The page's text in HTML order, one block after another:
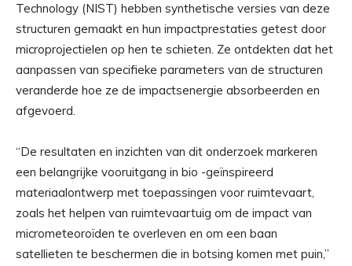
Technology (NIST) hebben synthetische versies van deze
structuren gemaakt en hun impactprestaties getest door
microprojectielen op hen te schieten. Ze ontdekten dat het
aanpassen van specifieke parameters van de structuren
veranderde hoe ze de impactsenergie absorbeerden en
afgevoerd.
“De resultaten en inzichten van dit onderzoek markeren
een belangrijke vooruitgang in bio -geïnspireerd
materiaalontwerp met toepassingen voor ruimtevaart,
zoals het helpen van ruimtevaartuig om de impact van
micrometeoroïden te overleven en om een ​​baan
satellieten te beschermen die in botsing komen met puin,”